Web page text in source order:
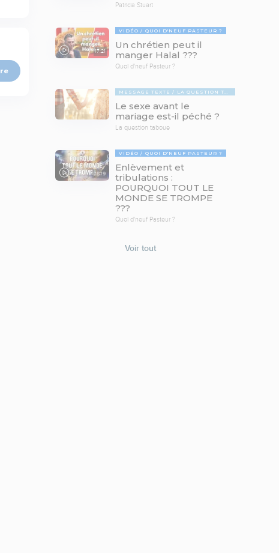
Patricia Stuart
17:21
VIDÉO QUOI D'NEUF PASTEUR ?
Un chrétien peut il
manger Halal ???
Quoi d'neuf Pasteur ?
MESSAGE TEXTE LA QUESTION TABOUE
Le sexe avant le
mariage est-il péché ?
La question taboue
78:19
VIDÉO QUOI D'NEUF PASTEUR ?
Enlèvement et
tribulations :
POURQUOI TOUT LE
MONDE SE TROMPE
???
Quoi d'neuf Pasteur ?
Voir tout